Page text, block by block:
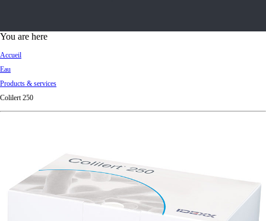
d
You are here
Accueil
Eau
Products & services
Colilert 250